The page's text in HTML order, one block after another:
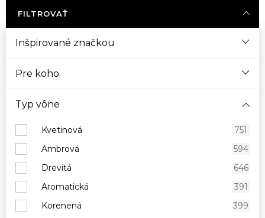
FILTROVAŤ
Inšpirované značkou
Pre koho
Typ vône
Kvetinová
751
Ambrová
594
Drevitá
646
Aromatická
391
Korenená
399